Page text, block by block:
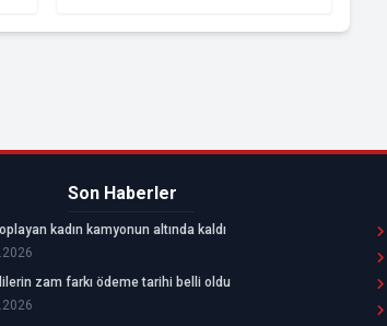
Son Haberler
kadın kamyonun altında kaldı
zam farkı ödeme tarihi belli oldu